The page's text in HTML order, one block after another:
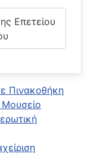
Επετείου
Πινακοθήκη
Μουσείο